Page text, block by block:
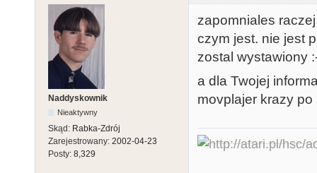
Naddyskownik
Nieaktywny
Skąd: Rabka-Zdrój
Zarejestrowany: 2002-04-23
Posty: 8,329
zapomniales
czym jest. nie jest
zostal wystawiony
a dla Twojej
movplajer krazy